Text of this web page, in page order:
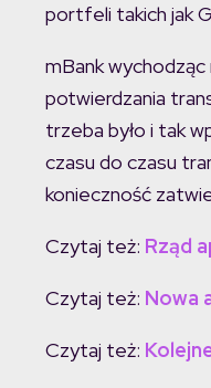
portfeli takich jak
mBank
potwierdzania
trzeba było i tak
czasu do czasu
konieczność
Czytaj też: Rząd
Czytaj też: Nowa
Czytaj też: